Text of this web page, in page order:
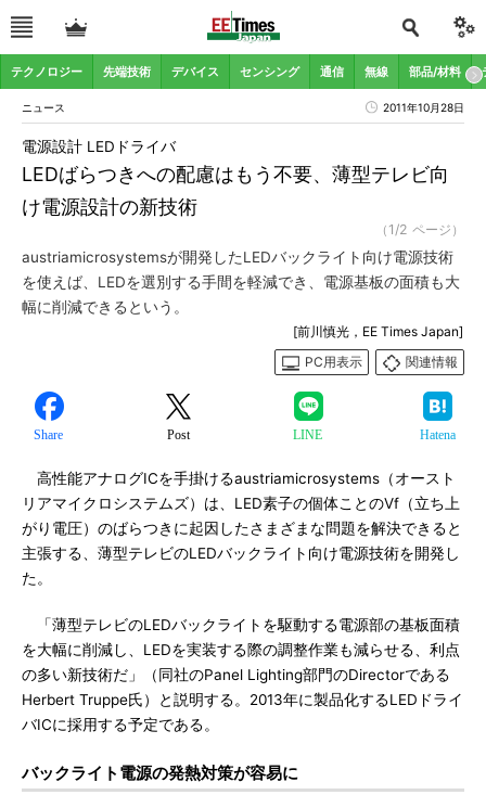
テクノロジー 先端技術 デバイス センシング 通信 無線 部品/材料
ニュース 2011年10月28日
LEDばらつきへの配慮はもう不要、薄型テレビ向
け電源設計の新技術
電源設計 LEDドライバ
（1/2 ページ）
austriamicrosystemsが開発したLEDバックライト向け電源技術
を使えば、LEDを選別する手間を軽減でき、電源基板の面積も大
幅に削減できるという。
[前川慎光，EE Times Japan]
PC用表示
関連情報
Share Post LINE Hatena
高性能アナログICを手掛けるaustriamicrosystems（オースト
リアマイクロシステムズ）は、LED素子の個体ことのVf（立ち上
がり電圧）のばらつきに起因したさまざまな問題を解決できると
主張する、薄型テレビのLEDバックライト向け電源技術を開発し
た。
「薄型テレビのLEDバックライトを駆動する電源部の基板面積
を大幅に削減し、LEDを実装する際の調整作業も減らせる、利点
の多い新技術だ」（同社のPanel Lighting部門のDirectorである
Herbert Truppe氏）と説明する。2013年に製品化するLEDドライ
バICに採用する予定である。
バックライト電源の発熱対策が容易に